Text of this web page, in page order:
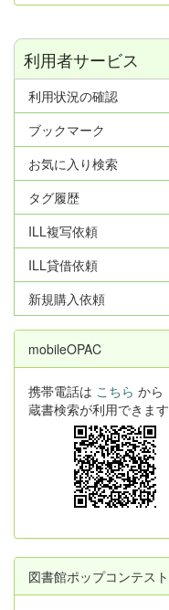
利用者サービス
利用状況の確認
ブックマーク
お気に入り検索
タグ履歴
ILL複写依頼
ILL貸借依頼
新規購入依頼
mobileOPAC
携帯電話は こちら から
蔵書検索が利用できます
図書館ポップコンテスト